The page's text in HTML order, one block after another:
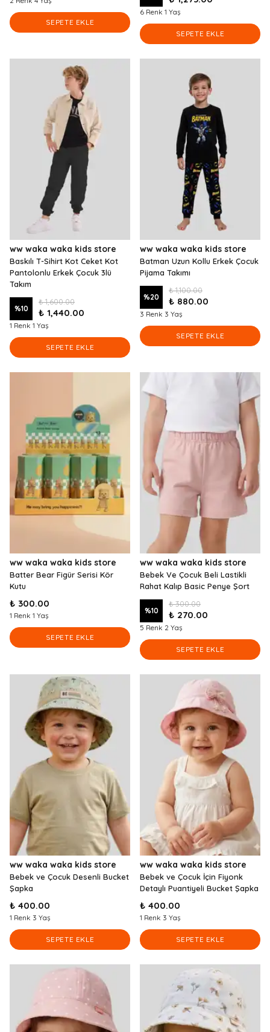
SEPETE EKLE
6 Renk 1 Yaş
SEPETE EKLE
ww waka waka kids store
Baskılı T-Sihirt Kot Ceket Kot
Pantolonlu Erkek Çocuk 3lü
Takım
%10
₺ 1,600.00
₺ 1,440.00
1 Renk 1 Yaş
SEPETE EKLE
ww waka waka kids store
Batman Uzun Kollu Erkek Çocuk
Pijama Takımı
%20
₺ 1,100.00
₺ 880.00
3 Renk 3 Yaş
SEPETE EKLE
ww waka waka kids store
Batter Bear Figür Serisi Kör
Kutu
₺ 300.00
1 Renk 1 Yaş
SEPETE EKLE
ww waka waka kids store
Bebek Ve Çocuk Beli Lastikli
Rahat Kalıp Basic Penye Şort
%10
₺ 300.00
₺ 270.00
5 Renk 2 Yaş
SEPETE EKLE
ww waka waka kids store
Bebek ve Çocuk Desenli Bucket
Şapka
₺ 400.00
1 Renk 3 Yaş
SEPETE EKLE
ww waka waka kids store
Bebek ve Çocuk İçin Fiyonk
Detaylı Puantiyeli Bucket Şapka
₺ 400.00
1 Renk 3 Yaş
SEPETE EKLE